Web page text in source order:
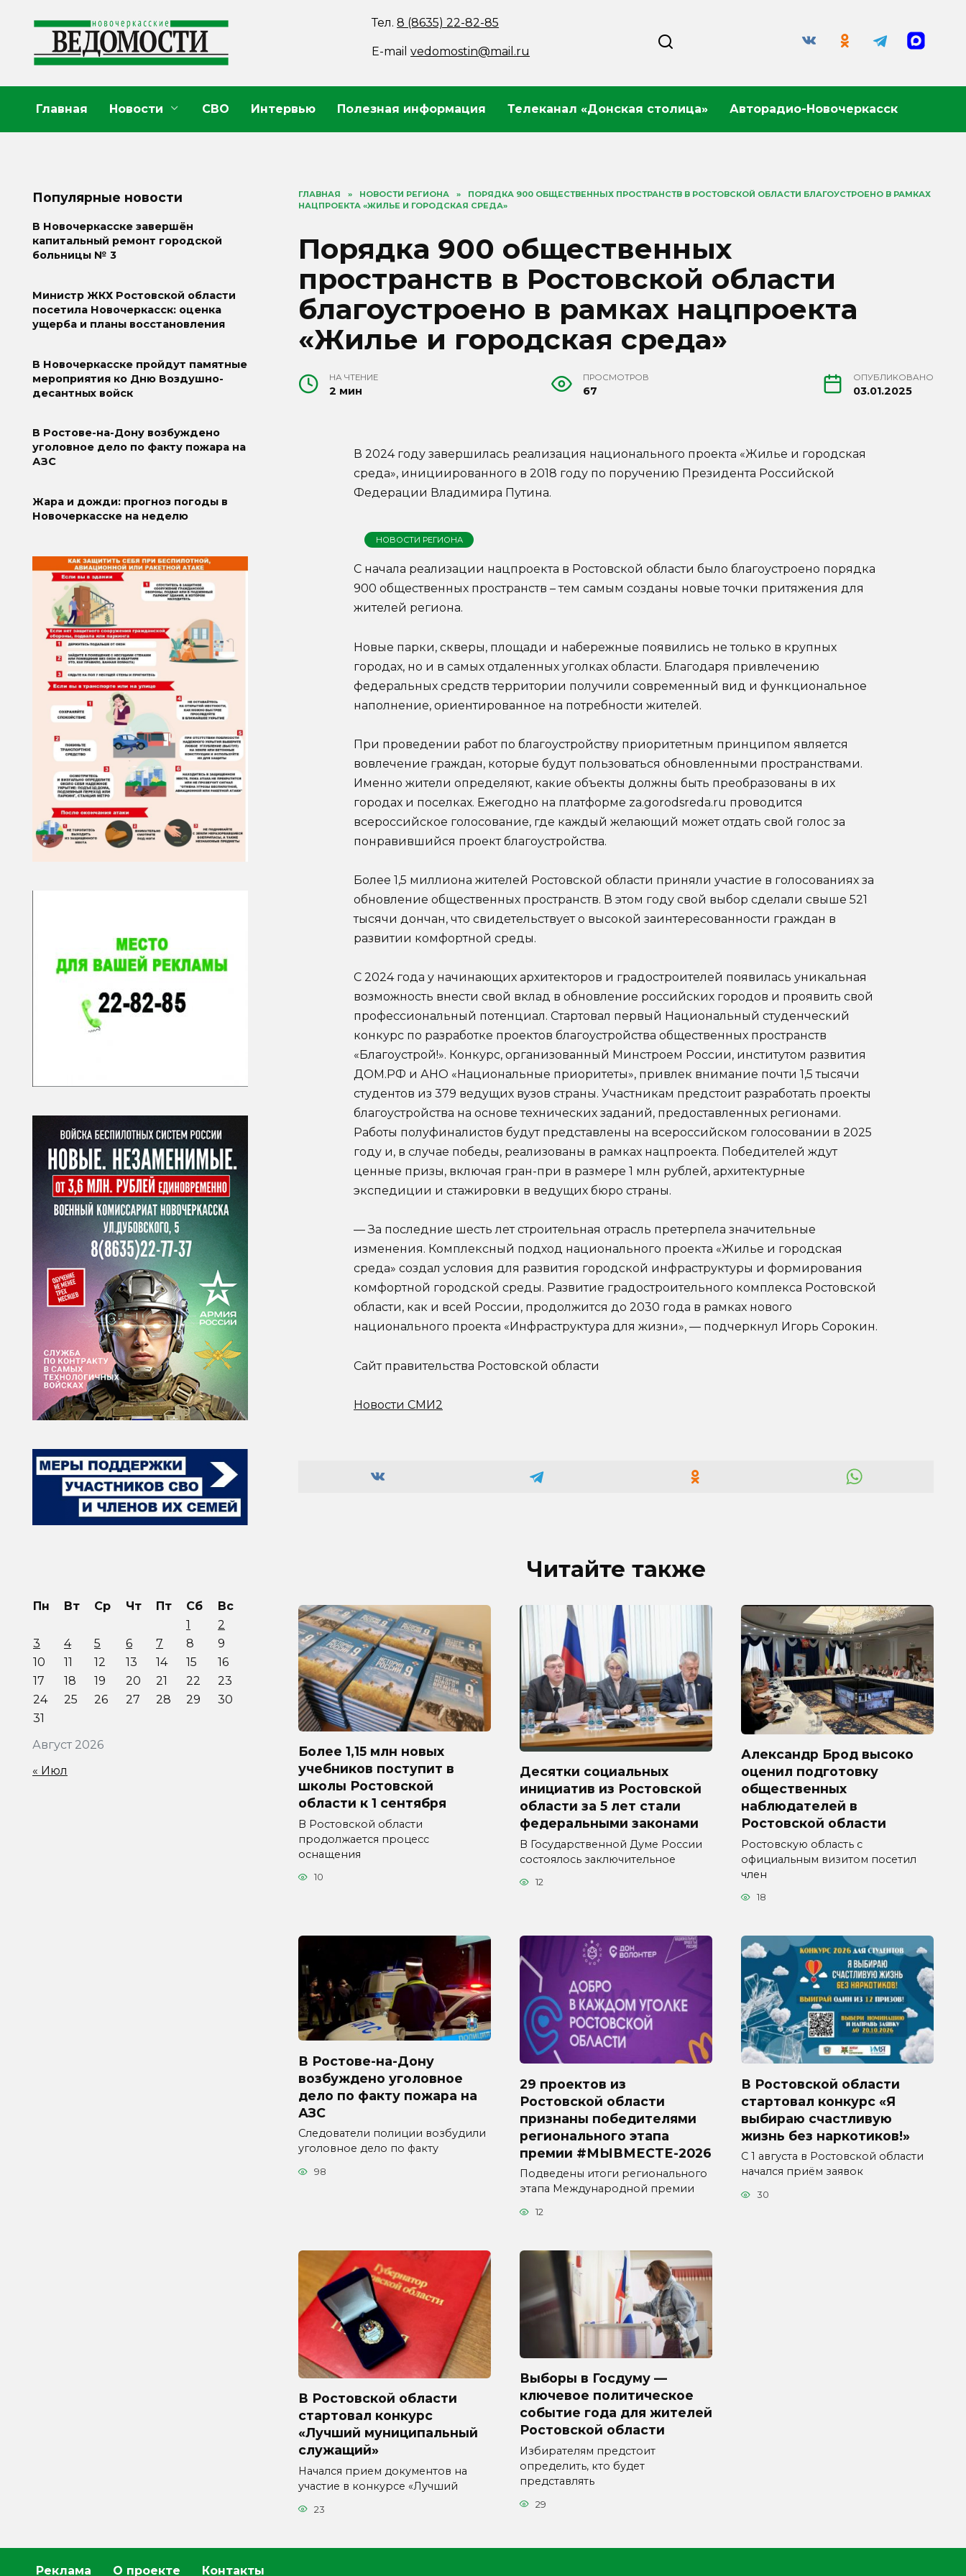
содержанию
Тел.8 (8635) 22-82-85
E-mailvedomostin@mail.ru
Главная Новости СВО Интервью Полезная информация Телеканал «Донская столица» Авторадио-Новочеркасск
ГЛАВНАЯ » НОВОСТИ РЕГИОНА »
ПОРЯДКА 900 ОБЩЕСТВЕННЫХ ПРОСТРАНСТВ В РОСТОВСКОЙ ОБЛАСТИ БЛАГОУСТРОЕНО В РАМКАХ
НАЦПРОЕКТА «ЖИЛЬЕ И ГОРОДСКАЯ СРЕДА»
Порядка 900 общественных
пространств в Ростовской области
благоустроено в рамках нацпроекта
«Жилье и городская среда»
НА ЧТЕНИЕ
2 мин
ПРОСМОТРОВ
67
ОПУБЛИКОВАНО
03.01.2025
В 2024 году завершилась реализация национального проекта «Жилье и городская
среда», инициированного в 2018 году по поручению Президента Российской
Федерации Владимира Путина.
НОВОСТИ РЕГИОНА
С начала реализации нацпроекта в Ростовской области было благоустроено порядка
900 общественных пространств – тем самым созданы новые точки притяжения для
жителей региона.
Новые парки, скверы, площади и набережные появились не только в крупных
городах, но и в самых отдаленных уголках области. Благодаря привлечению
федеральных средств территории получили современный вид и функциональное
наполнение, ориентированное на потребности жителей.
При проведении работ по благоустройству приоритетным принципом является
вовлечение граждан, которые будут пользоваться обновленными пространствами.
Именно жители определяют, какие объекты должны быть преобразованы в их
городах и поселках. Ежегодно на платформе za.gorodsreda.ru проводится
всероссийское голосование, где каждый желающий может отдать свой голос за
понравившийся проект благоустройства.
Более 1,5 миллиона жителей Ростовской области приняли участие в голосованиях за
обновление общественных пространств. В этом году свой выбор сделали свыше 521
тысячи дончан, что свидетельствует о высокой заинтересованности граждан в
развитии комфортной среды.
С 2024 года у начинающих архитекторов и градостроителей появилась уникальная
возможность внести свой вклад в обновление российских городов и проявить свой
профессиональный потенциал. Стартовал первый Национальный студенческий
конкурс по разработке проектов благоустройства общественных пространств
«Благоустрой!». Конкурс, организованный Минстроем России, институтом развития
ДОМ.РФ и АНО «Национальные приоритеты», привлек внимание почти 1,5 тысячи
студентов из 379 ведущих вузов страны. Участникам предстоит разработать проекты
благоустройства на основе технических заданий, предоставленных регионами.
Работы полуфиналистов будут представлены на всероссийском голосовании в 2025
году и, в случае победы, реализованы в рамках нацпроекта. Победителей ждут
ценные призы, включая гран-при в размере 1 млн рублей, архитектурные
экспедиции и стажировки в ведущих бюро страны.
— За последние шесть лет строительная отрасль претерпела значительные
изменения. Комплексный подход национального проекта «Жилье и городская
среда» создал условия для развития городской инфраструктуры и формирования
комфортной городской среды. Развитие градостроительного комплекса Ростовской
области, как и всей России, продолжится до 2030 года в рамках нового
национального проекта «Инфраструктура для жизни», — подчеркнул Игорь Сорокин.
Сайт правительства Ростовской области
Новости СМИ2
Читайте также
Более 1,15 млн новых
учебников поступит в
школы Ростовской
области к 1 сентября
В Ростовской области
продолжается процесс
оснащения
10
Десятки социальных
инициатив из Ростовской
области за 5 лет стали
федеральными законами
В Государственной Думе России
состоялось заключительное
12
Александр Брод высоко
оценил подготовку
общественных
наблюдателей в
Ростовской области
Ростовскую область с
официальным визитом посетил
член
18
В Ростове-на-Дону
возбуждено уголовное
дело по факту пожара на
АЗС
Следователи полиции возбудили
уголовное дело по факту
98
29 проектов из
Ростовской области
признаны победителями
регионального этапа
премии #МЫВМЕСТЕ-2026
Подведены итоги регионального
этапа Международной премии
12
В Ростовской области
стартовал конкурс «Я
выбираю счастливую
жизнь без наркотиков!»
С 1 августа в Ростовской области
начался приём заявок
30
В Ростовской области
стартовал конкурс
«Лучший муниципальный
служащий»
Начался прием документов на
участие в конкурсе «Лучший
23
Выборы в Госдуму —
ключевое политическое
событие года для жителей
Ростовской области
Избирателям предстоит
определить, кто будет
представлять
29
Популярные новости
В Новочеркасске завершён
капитальный ремонт городской
больницы № 3
Министр ЖКХ Ростовской области
посетила Новочеркасск: оценка
ущерба и планы восстановления
В Новочеркасске пройдут памятные
мероприятия ко Дню Воздушно-
десантных войск
В Ростове-на-Дону возбуждено
уголовное дело по факту пожара на
АЗС
Жара и дожди: прогноз погоды в
Новочеркасске на неделю
Август 2026
Пн Вт Ср Чт Пт Сб
Вс
1
2
3
4 5 6 7 8
9
10
11 12 13 14 15
16
17
18 19 20 21 22
23
24
25 26 27 28 29
30
31
« Июл
Реклама О проекте Контакты